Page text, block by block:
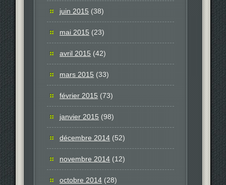
juin 2015 (38)
mai 2015 (23)
avril 2015 (42)
mars 2015 (33)
février 2015 (73)
janvier 2015 (98)
décembre 2014 (52)
novembre 2014 (12)
octobre 2014 (28)